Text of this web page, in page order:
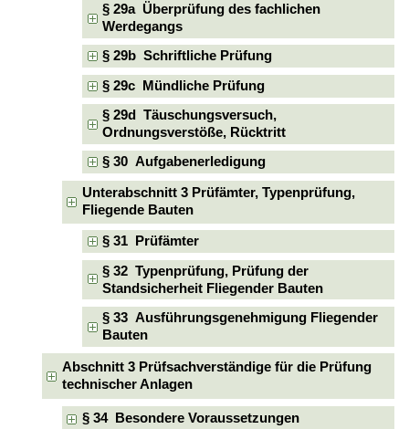
§ 29a Überprüfung des fachlichen
Werdegangs
§ 29b Schriftliche Prüfung
§ 29c Mündliche Prüfung
§ 29d Täuschungsversuch,
Ordnungsverstöße, Rücktritt
§ 30 Aufgabenerledigung
Unterabschnitt 3 Prüfämter, Typenprüfung,
Fliegende Bauten
§ 31 Prüfämter
§ 32 Typenprüfung, Prüfung der
Standsicherheit Fliegender Bauten
§ 33 Ausführungsgenehmigung Fliegender
Bauten
Abschnitt 3 Prüfsachverständige für die Prüfung
technischer Anlagen
§ 34 Besondere Voraussetzungen